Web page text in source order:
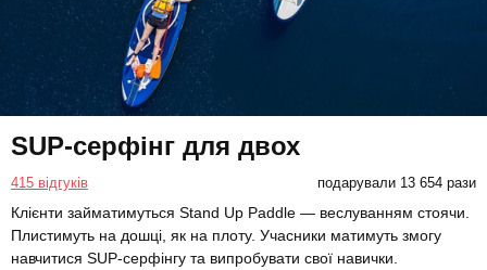
SUP-серфінг для двох
415 відгуків подарували 13 654 рази
Клієнти займатимуться Stand Up Paddle — веслуванням стоячи.
Плистимуть на дошці, як на плоту. Учасники матимуть змогу
навчитися SUP-серфінгу та випробувати свої навички.